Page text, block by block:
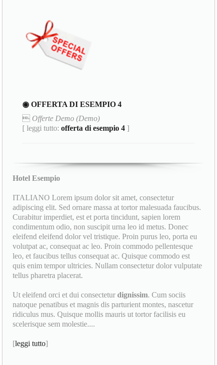
◉ OFFERTA DI ESEMPIO 4
 Offerte Demo (Demo)
[ leggi tutto:offerta di esempio 4 ]
Hotel Esempio
ITALIANO Lorem ipsum dolor sit amet, consectetur
adipiscing elit. Sed ornare massa at tortor malesuada faucibus.
Curabitur imperdiet, est et porta tincidunt, sapien lorem
condimentum odio, non suscipit urna leo id metus. Donec
eleifend eleifend dolor vel tristique. Proin purus leo, porta eu
volutpat ac, consequat ac leo. Proin commodo pellentesque
leo, et faucibus tellus consequat ac. Quisque commodo est
quis enim tempor ultricies. Nullam consectetur dolor vulputate
tellus pharetra placerat.
Ut eleifend orci et dui consecteturdignissim. Cum sociis
natoque penatibus et magnis dis parturient montes, nascetur
ridiculus mus. Quisque mollis mauris ut tortor facilisis eu
scelerisque sem molestie....
[leggi tutto]